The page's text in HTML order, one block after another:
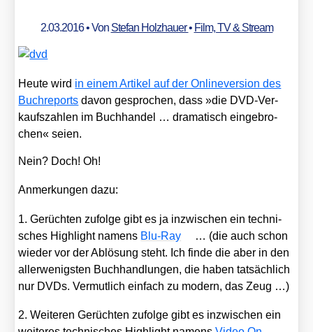
2.03.2016• Von Stefan Holzhauer• Film, TV & Stream
Heu­te wird in einem Arti­kel auf der Onlin­ever­si­on des
Buch­re­ports davon gespro­chen, dass »die DVD-Ver­
kaufs­zah­len im Buch­han­del … dra­ma­tisch ein­ge­bro­
chen« sei­en.
Nein? Doch! Oh!
Anmer­kun­gen dazu:
1. Gerüch­ten zufol­ge gibt es ja inzwi­schen ein tech­ni­
sches High­light namens Blu-Ray
… (die auch schon
wie­der vor der Ablö­sung steht. Ich fin­de die aber in den
aller­we­nigs­ten Buch­hand­lun­gen, die haben tat­säch­lich
nur DVDs. Ver­mut­lich ein­fach zu modern, das Zeug …)
2. Wei­te­ren Gerüch­ten zufol­ge gibt es inzwi­schen ein